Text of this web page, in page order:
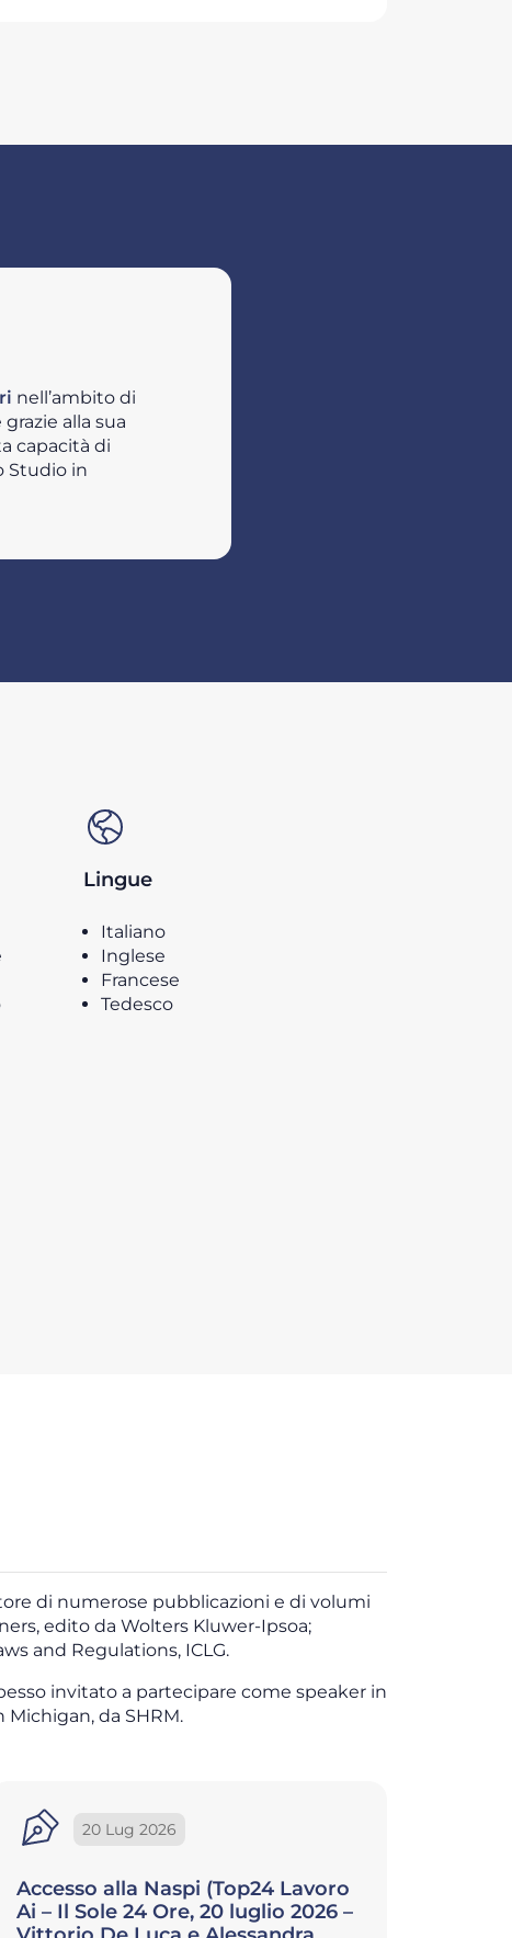
nell’ambito di
alla sua
capacità di
Studio in
Lingue
Italiano
Inglese
Francese
Tedesco
di numerose pubblicazioni e di volumi
edito da Wolters Kluwer-Ipsoa;
and Regulations, ICLG.
invitato a partecipare come speaker in
Michigan, da SHRM.
13 Lug 2026
Prudenza senza immobilismo
(Business People, 13 luglio 2026 –